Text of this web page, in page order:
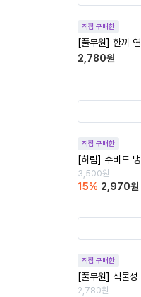
직접 구매한
[풀무원] 한끼
2,780원
직접 구매한
[하림] 수비드
3,500원
15% 2,970원
직접 구매한
[풀무원] 식물
2,780원